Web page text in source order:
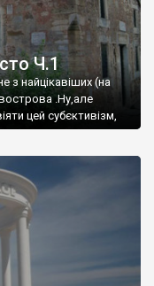
Ч.1
з найцікавіших (на
.Ну,але
цей субєктивізм,